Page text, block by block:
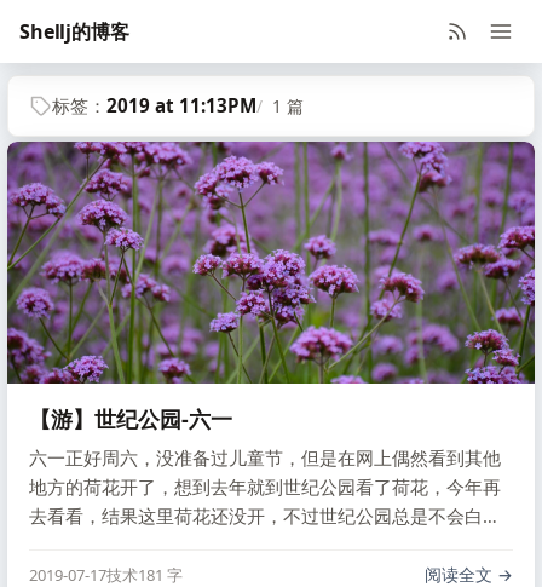
Shellj的博客
标签： 2019 at 11:13PM 1 篇
【游】世纪公园-六一
六一正好周六，没准备过儿童节，但是在网上偶然看到其他
地方的荷花开了，想到去年就到世纪公园看了荷花，今年再
去看看，结果这里荷花还没开，不过世纪公园总是不会白
同的花，不会中断。
2019-07-17技术181 字 阅读全文